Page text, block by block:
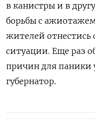
в канистры и в
борьбы с
жителей
ситуации. Еще раз
причин для паники
губернатор.